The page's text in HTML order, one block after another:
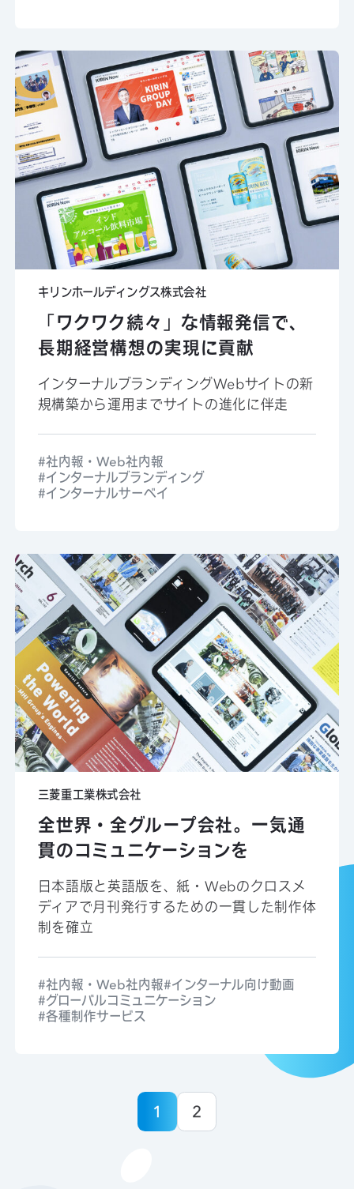
キリンホールディングス株式会社
「ワクワク続々」な情報発信で、
長期経営構想の実現に貢献
インターナルブランディングWebサイトの新
規構築から運用までサイトの進化に伴走
社内報・Web社内報
インターナルブランディング
インターナルサーベイ
三菱重工業株式会社
全世界・全グループ会社。一気通
貫のコミュニケーションを
日本語版と英語版を、紙・Webのクロスメ
ディアで月刊発行するための一貫した制作体
制を確立
社内報・Web社内報 インターナル向け動画
グローバルコミュニケーション
各種制作サービス
1 2